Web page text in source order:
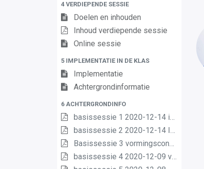
4 VERDIEPENDE SESSIE
Doelen en inhouden
Inhoud verdiepende sessie
Online sessie
5 IMPLEMENTATIE IN DE KLAS
Implementatie
Achtergrondinformatie
6 ACHTERGRONDINFO
basissessie 1 2020-12-14 intro (2) (2) (1) (1)
basissessie 2 2020-12-14 Inhoud en opbouw (2) (1) (1)
Basissessie 3 vormingsconcept (1)
basissessie 4 2020-12-09 van matrix nr leerplannen pdf (1) (1)